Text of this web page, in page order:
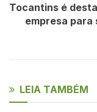
Tocantins é
empresa para
LEIA TAMBÉM